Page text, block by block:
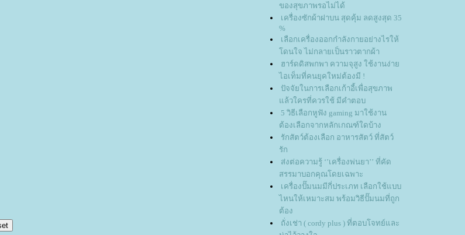
ของสุขภาพรอไม่ได้
เครื่องซักผ้าฝาบน สุดคุ้ม ลดสูงสุด 35
%
เลือกเครื่องออกกำลังกายอย่างไรให้
ดนใจ ไม่กลายเป็นราวตากผ้า
ฮาร์ดดิสพกพา ความจุสูง ใช้งานง่า
ไอเท็มที่คนยุคใหม่ต้องมี !
ปัจจัยในการเลือกเก้าอี้เพื่อสุขภาพ
ล้วใครที่ควรใช้ มีคำตอบ
5 วิธีเลือกหูฟัง gaming มาใช้งาน
ต้องเลือกจากหลักเกณฑ์ใดบ้าง
รักสัตว์ต้องเลือก อาหารสัตว์ ที่สัตว์
รัก
ส่งต่อความรู้ ‘’เครื่องพ่นยา’’ ที่คัด
สรรมาบอกคุณโดยเฉพาะ
เครื่องปั๊มนมมีกี่ประเภท เลือกใช้แบบ
ไหนให้เหมาะสม พร้อมวิธีปั๊มนมที่ถูก
ต้อง
ถั่งเช่า ( cordy plus ) ที่ตอบโจทย์และ